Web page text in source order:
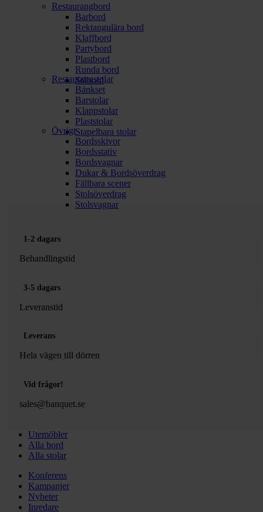
Restaurangbord
Barbord
Rektangulära bord
Klaffbord
Partybord
Plastbord
Runda bord
Ståbord
Restaurangstolar
Bänkset
Barstolar
Klappstolar
Plaststolar
Stapelbara stolar
Övrigt
Bordsskivor
Bordsstativ
Bordsvagnar
Dukar & Bordsöverdrag
Fällbara scener
Stolsöverdrag
Stolsvagnar
1-2 dagars
Behandlingstid
3-5 dagars
Leveranstid
Leverans
Hela vägen till dörren
Vid frågor!
sales@banquet.se
Utemöbler
Alla bord
Alla stolar
Konferens
Kampanjer
Nyheter
Inredare